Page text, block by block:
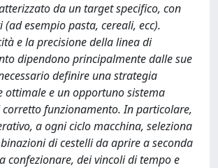
da un target specifico, con
esempio pasta, cereali, ecc).
e la precisione della linea di
dipendono principalmente dalle sue
definire una strategia
ottimale e un opportuno sistema
funzionamento. In particolare,
a ogni ciclo macchina, seleziona
di cestelli da aprire a seconda
confezionare, dei vincoli di tempo e